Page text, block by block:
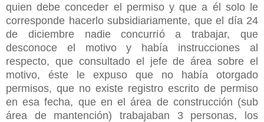
quien debe conceder el permiso y que a él solo le
corresponde hacerlo subsidiariamente, que el día 24
de diciembre nadie concurrió a trabajar, que
desconoce el motivo y había instrucciones al
respecto, que consultado el jefe de área sobre el
motivo, éste le expuso que no había otorgado
permisos, que no existe registro escrito de permiso
en esa fecha, que en el área de construcción (sub
área de mantención) trabajaban 3 personas, los